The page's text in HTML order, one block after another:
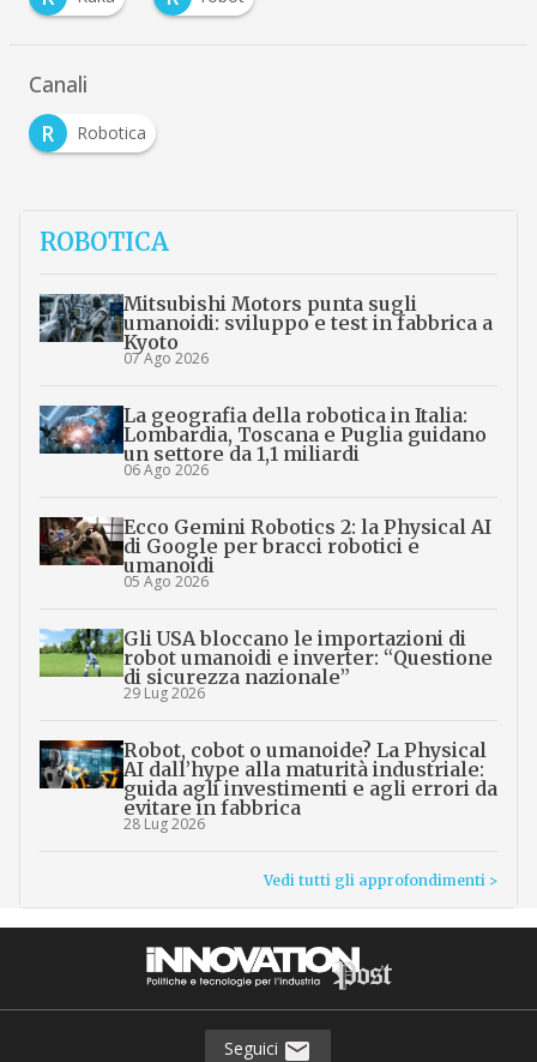
Canali
R
Robotica
ROBOTICA
Mitsubishi Motors punta sugli
umanoidi: sviluppo e test in fabbrica a
Kyoto
07 Ago 2026
La geografia della robotica in Italia:
Lombardia, Toscana e Puglia guidano
un settore da 1,1 miliardi
06 Ago 2026
Ecco Gemini Robotics 2: la Physical AI
di Google per bracci robotici e
umanoidi
05 Ago 2026
Gli USA bloccano le importazioni di
robot umanoidi e inverter: “Questione
di sicurezza nazionale”
29 Lug 2026
Robot, cobot o umanoide? La Physical
AI dall’hype alla maturità industriale:
guida agli investimenti e agli errori da
evitare in fabbrica
28 Lug 2026
Vedi tutti gli approfondimenti >
Seguici